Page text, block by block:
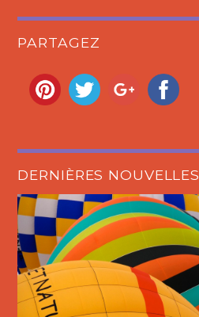
PARTAGEZ
DERNIÈRES NOUVELLES